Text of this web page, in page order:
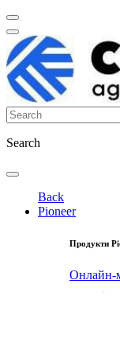
Search
Back
Pioneer
Продукти
Онлайн-